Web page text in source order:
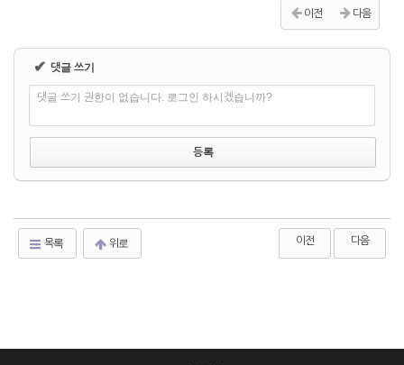
이전 다음
✔ 댓글 쓰기
댓글 쓰기 권한이 없습니다. 로그인 하시겠습니까?
목록 위로 이전 다음